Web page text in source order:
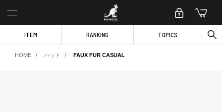
ITEM RANKING TOPICS
HOME 〉 ハット 〉 FAUX FUR CASUAL